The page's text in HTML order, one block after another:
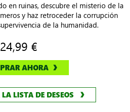
en ruinas, descubre el misterio de la
y haz retroceder la corrupción
de la humanidad.
24,99 €
AHORA
LISTA DE DESEOS